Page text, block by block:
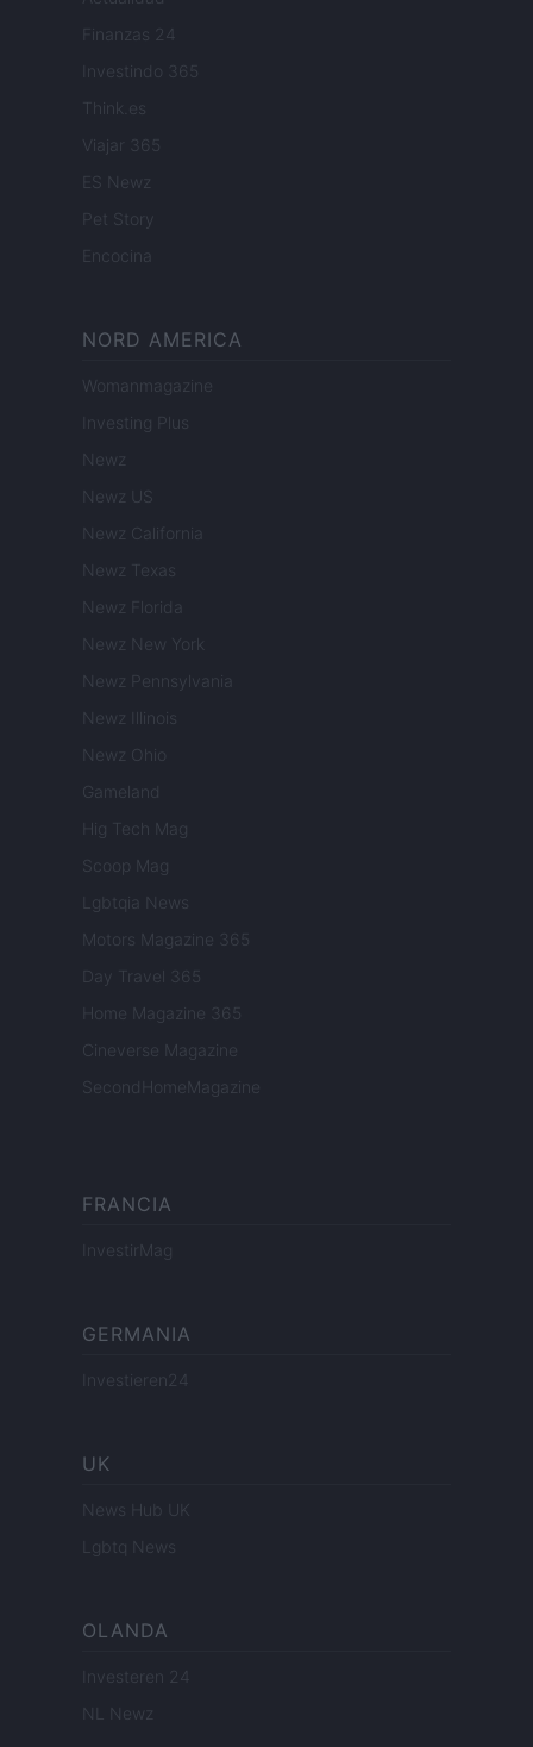
Finanzas 24
Investindo 365
Think.es
Viajar 365
ES Newz
Pet Story
Encocina
NORD AMERICA
Womanmagazine
Investing Plus
Newz
Newz US
Newz California
Newz Texas
Newz Florida
Newz New York
Newz Pennsylvania
Newz Illinois
Newz Ohio
Gameland
Hig Tech Mag
Scoop Mag
Lgbtqia News
Motors Magazine 365
Day Travel 365
Home Magazine 365
Cineverse Magazine
SecondHomeMagazine
FRANCIA
InvestirMag
GERMANIA
Investieren24
UK
News Hub UK
Lgbtq News
OLANDA
Investeren 24
NL Newz